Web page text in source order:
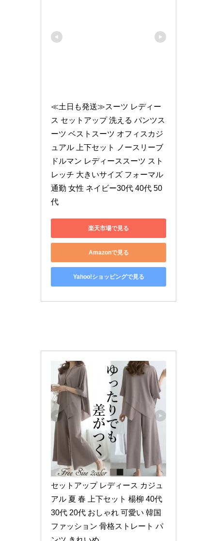
≪土日も発送≫スーツ レディー
ス セットアップ 洗える パンツス
ーツ ベストスーツ オフィスカジ
ュアル 上下セット ノースリーブ
ドルマン レディーススーツ スト
レッチ 大きいサイズ フォーマル
通勤 女性 ネイビー30代 40代 50
代
楽天市場で見る
Amazonで見る
Yahoo!ショッピングで見る
セットアップ レディース カジュ
アル 夏 春 上下セット 楊柳 40代
30代 20代 おしゃれ 可愛い 韓国
ファッション 骨格ストレート パ